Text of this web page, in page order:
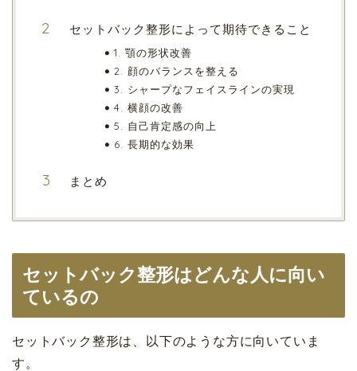
セットバック整形によって期待できること
1. 顎の形状改善
2. 顔のバランスを整える
3. シャープなフェイスラインの実現
4. 横顔の改善
5. 自己肯定感の向上
6. 長期的な効果
まとめ
セットバック整形はどんな人に向い
ているの
セットバック整形は、以下のような方に向いていま
す。